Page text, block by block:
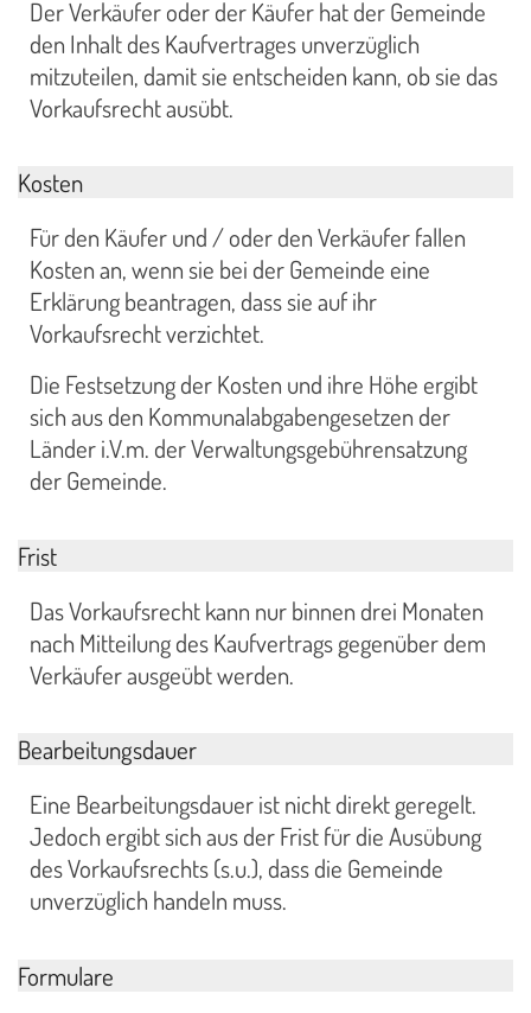
Der Verkäufer oder der Käufer hat der Gemeinde
den Inhalt des Kaufvertrages unverzüglich
mitzuteilen, damit sie entscheiden kann, ob sie das
Vorkaufsrecht ausübt.
Kosten
Für den Käufer und / oder den Verkäufer fallen
Kosten an, wenn sie bei der Gemeinde eine
Erklärung beantragen, dass sie auf ihr
Vorkaufsrecht verzichtet.
Die Festsetzung der Kosten und ihre Höhe ergibt
sich aus den Kommunalabgabengesetzen der
Länder i.V.m. der Verwaltungsgebührensatzung
der Gemeinde.
Frist
Das Vorkaufsrecht kann nur binnen drei Monaten
nach Mitteilung des Kaufvertrags gegenüber dem
Verkäufer ausgeübt werden.
Bearbeitungsdauer
Eine Bearbeitungsdauer ist nicht direkt geregelt.
Jedoch ergibt sich aus der Frist für die Ausübung
des Vorkaufsrechts (s.u.), dass die Gemeinde
unverzüglich handeln muss.
Formulare